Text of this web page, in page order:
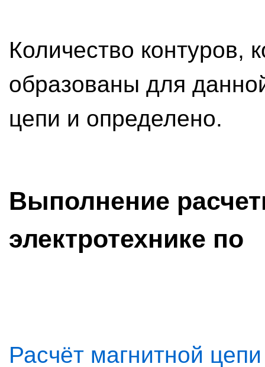
Количество контуров,
образованы для
цепи и определено.
Выполнение
электротехнике по
Расчёт магнитной цепи